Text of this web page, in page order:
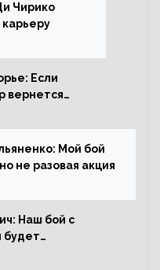
Чирико
Если
вернется
Чендлера
Мой бой
не разовая акция
Наш бой с
будет